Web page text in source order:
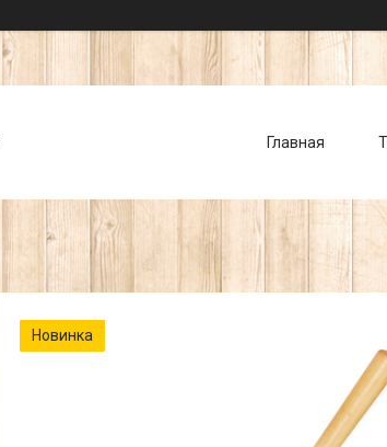
Главная
Новинка